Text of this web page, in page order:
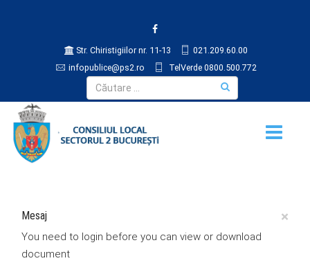
Str. Chiristigiilor nr. 11-13
021.209.60.00
infopublice@ps2.ro
TelVerde 0800.500.772
×
Mesaj
You need to login before you can view or download
document